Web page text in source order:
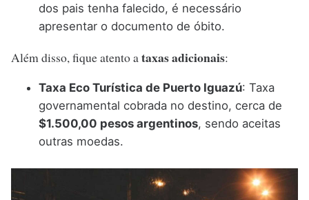
dos pais tenha falecido, é necessário
apresentar o documento de óbito.
Além disso, fique atento ataxas adicionais:
Taxa Eco Turística de Puerto Iguazú: Taxa
governamental cobrada no destino, cerca de
$1.500,00 pesos argentinos, sendo aceitas
outras moedas.